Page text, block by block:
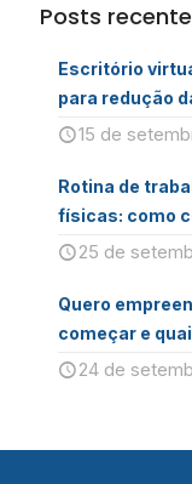
Posts
Escritório
para redução
15 de
Rotina de
físicas: como
25 de
Quero
começar e
24 de